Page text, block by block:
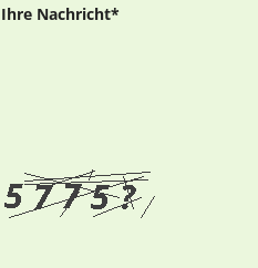
Ihre Nachricht*